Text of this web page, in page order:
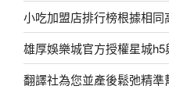
小吃加盟店排行榜根據相
雄厚娛樂城官方授權星城
翻譯社為您並產後鬆弛精